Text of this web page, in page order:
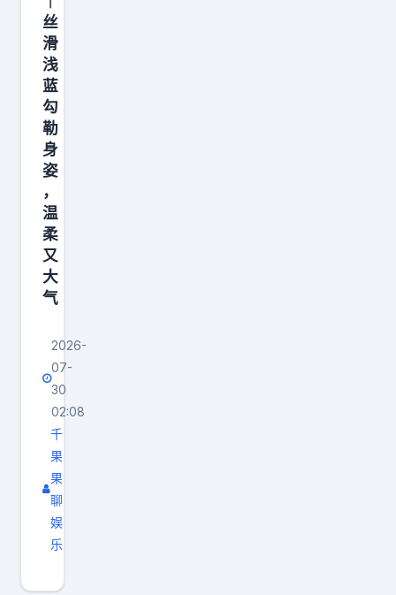
衣
服
丝
滑
浅
蓝
勾
勒
身
姿
，
温
柔
又
大
气
2026-
07-
30
02:08
千
果
果
聊
娱
乐